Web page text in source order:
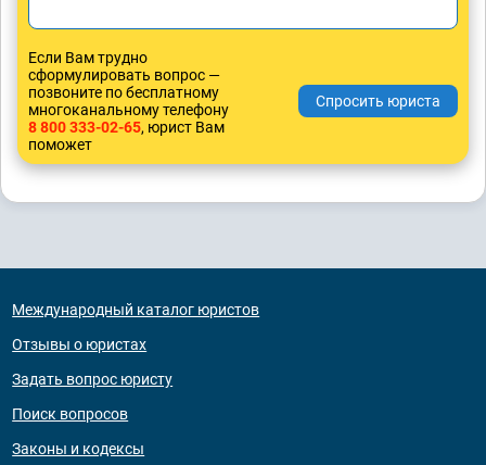
Если Вам трудно
сформулировать вопрос —
позвоните по бесплатному
многоканальному телефону
8 800 333-02-65, юрист Вам
поможет
Международный каталог юристов
Отзывы о юристах
Задать вопрос юристу
Поиск вопросов
Законы и кодексы